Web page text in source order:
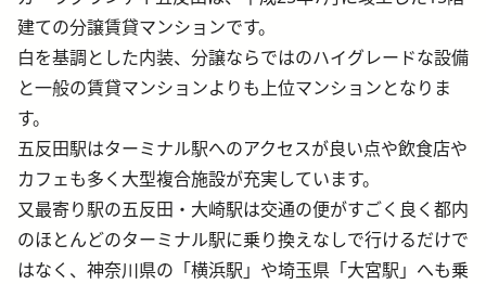
建ての分譲賃貸マンションです。
白を基調とした内装、分譲ならではのハイグレードな設備
と一般の賃貸マンションよりも上位マンションとなりま
す。
五反田駅はターミナル駅へのアクセスが良い点や飲食店や
カフェも多く大型複合施設が充実しています。
又最寄り駅の五反田・大崎駅は交通の便がすごく良く都内
のほとんどのターミナル駅に乗り換えなしで行けるだけで
はなく、神奈川県の「横浜駅」や埼玉県「大宮駅」へも乗